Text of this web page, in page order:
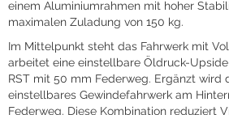
einem Aluminiumrahmen mit hoher
maximalen Zuladung von 150 kg.
Im Mittelpunkt steht das Fahrwerk mit
arbeitet eine einstellbare Öldruck-
RST mit 50 mm Federweg. Ergänzt wird
einstellbares Gewindefahrwerk am
Federweg. Diese Kombination reduziert